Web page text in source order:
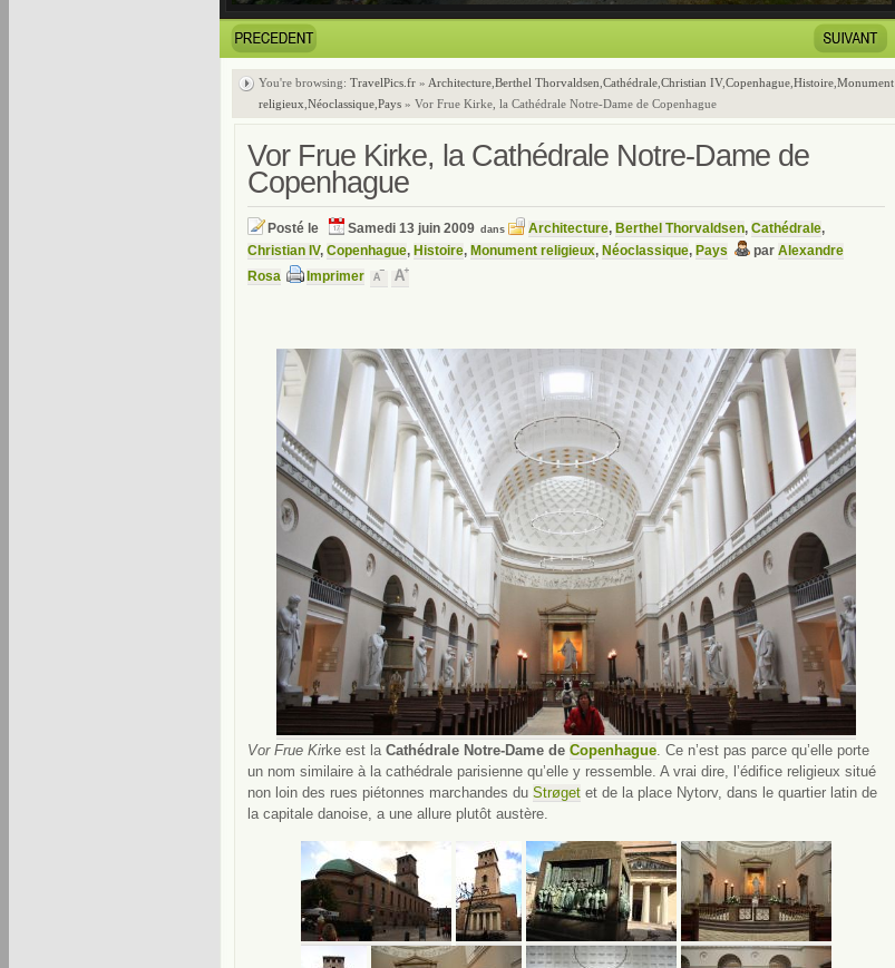
You're browsing: TravelPics.fr » Architecture Berthel Thorvaldsen Cathédrale Christian IV,Copenhague Histoire Monument
religieux Néoclassique Pays » Vor Frue Kirke, la Cathédrale Notre-Dame de Copenhague
Vor Frue Kirke, la Cathédrale Notre-Dame de
Copenhague
Posté le Samedi 13 juin 2009 dans Architecture, Berthel Thorvaldsen, Cathédrale,
Christian IV, Copenhague, Histoire, Monument religieux, Néoclassique, Pays par Alexandre
Rosa
Imprimer
Vor Frue Kirke est la Cathédrale Notre-Dame de Copenhague. Ce n’est pas parce qu’elle porte
un nom similaire à la cathédrale parisienne qu’elle y ressemble. A vrai dire, l’édifice religieux situé
non loin des rues piétonnes marchandes du Strøget et de la place Nytorv, dans le quartier latin de
la capitale danoise, a une allure plutôt austère.